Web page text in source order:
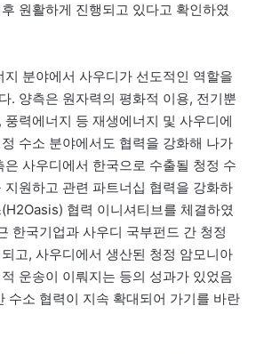
원활하게 진행되고 있다고 확인하였
지 분야에서 사우디가 선도적인 역할을
. 양측은 원자력의 평화적 이용, 전기뿐
력에너지 등 재생에너지 및 사우디에
수소 분야에서도 협력을 강화해 나가
사우디에서 한국으로 수출될 청정 수
지원하고 관련 파트너십 협력을 강화하
협력 이니셔티브를 체결하였
한국기업과 사우디 국부펀드 간 청정
고, 사우디에서 생산된 청정 암모니아
운송이 이뤄지는 등의 성과가 있었음
수소 협력이 지속 확대되어 가기를 바란